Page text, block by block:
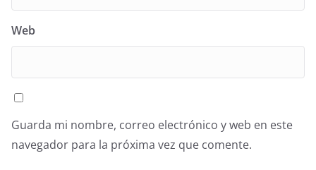
Web
Guarda mi nombre, correo electrónico y web en este
navegador para la próxima vez que comente.